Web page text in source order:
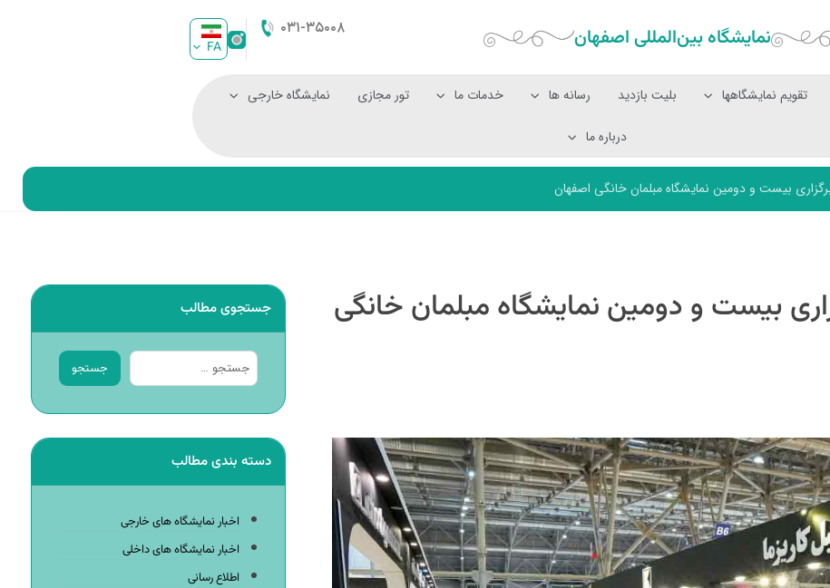
نمایشگاه بین‌المللی‌ اصفهان ۰۳۱-۳۵۰۰۸
FA
تقویم نمایشگاهها بلیت بازدید رسانه ها خدمات ما تور مجازی نمایشگاه خارجی
درباره ما
بیست و دومین نمایشگاه مبلمان خانگی اصفهان
بیست و دومین نمایشگاه مبلمان خانگی
جستجوی مطالب
جستجو
دسته بندی مطالب
اخبار نمایشگاه های خارجی
اخبار نمایشگاه های داخلی
اطلاع رسانی